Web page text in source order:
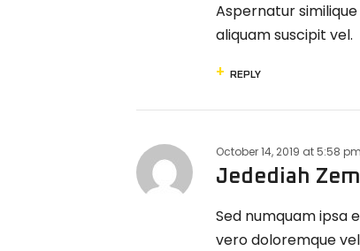
Aspernatur
aliquam suscipit vel.
REPLY
October 14, 2019 at5:58 pm
Jedediah
Sed numquam ipsa
vero doloremque